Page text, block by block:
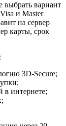
выбрать вариант
и Master
на сервер
карты, срок
3D-Secure;
в интернете;